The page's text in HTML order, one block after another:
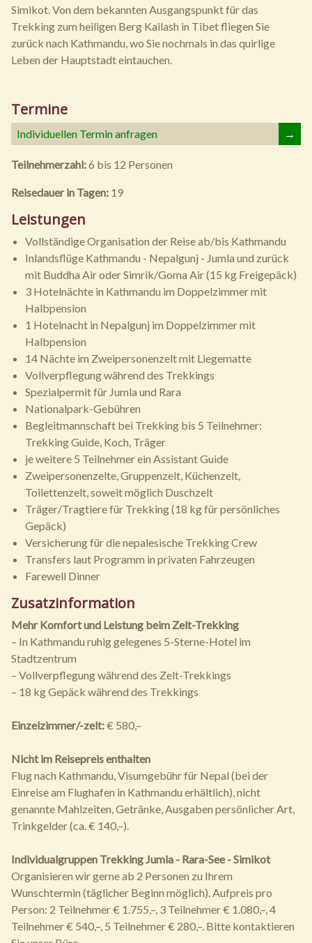
Simikot. Von dem bekannten Ausgangspunkt für das
Trekking zum heiligen Berg Kailash in Tibet fliegen Sie
zurück nach Kathmandu, wo Sie nochmals in das quirlige
Leben der Hauptstadt eintauchen.
Termine
Individuellen Termin anfragen →
Teilnehmerzahl:6 bis 12 Personen
Reisedauer in Tagen: 19
Leistungen
Vollständige Organisation der Reise ab/bis Kathmandu
Inlandsflüge Kathmandu - Nepalgunj - Jumla und zurück
mit Buddha Air oder Simrik/Goma Air (15 kg Freigepäck)
3 Hotelnächte in Kathmandu im Doppelzimmer mit
Halbpension
1 Hotelnacht in Nepalgunj im Doppelzimmer mit
Halbpension
14 Nächte im Zweipersonenzelt mit Liegematte
Vollverpflegung während des Trekkings
Spezialpermit für Jumla und Rara
Nationalpark-Gebühren
Begleitmannschaft bei Trekking bis 5 Teilnehmer:
Trekking Guide, Koch, Träger
je weitere 5 Teilnehmer ein Assistant Guide
Zweipersonenzelte, Gruppenzelt, Küchenzelt,
Toilettenzelt, soweit möglich Duschzelt
Träger/Tragtiere für Trekking (18 kg für persönliches
Gepäck)
Versicherung für die nepalesische Trekking Crew
Transfers laut Programm in privaten Fahrzeugen
Farewell Dinner
Zusatzinformation
Mehr Komfort und Leistung beim Zelt-Trekking
– In Kathmandu ruhig gelegenes 5-Sterne-Hotel im
Stadtzentrum
– Vollverpflegung während des Zelt-Trekkings
– 18 kg Gepäck während des Trekkings
Einzelzimmer/-zelt:€ 580,–
Nicht im Reisepreis enthalten
Flug nach Kathmandu, Visumgebühr für Nepal (bei der
Einreise am Flughafen in Kathmandu erhältlich), nicht
genannte Mahlzeiten, Getränke, Ausgaben persönlicher Art,
Trinkgelder (ca. € 140,–).
Individualgruppen Trekking Jumla - Rara-See - Simikot
Organisieren wir gerne ab 2 Personen zu Ihrem
Wunschtermin (täglicher Beginn möglich). Aufpreis pro
Person: 2 Teilnehmer € 1.755,–, 3 Teilnehmer € 1.080,–, 4
Teilnehmer € 540,–, 5 Teilnehmer € 280,–. Bitte kontaktieren